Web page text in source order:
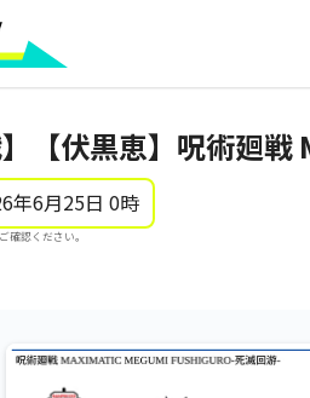
】【伏黒恵】呪術廻
年6月25日 0時
認ください。